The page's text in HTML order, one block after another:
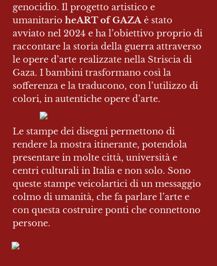
genocidio. Il progetto artistico e
umanitario heART of GAZA è stato
avviato nel 2024 e ha l’obiettivo proprio di
raccontare la storia della guerra attraverso
le opere d’arte realizzate nella Striscia di
Gaza. I bambini trasformano così la
sofferenza e la traducono, con l’utilizzo di
colori, in autentiche opere d’arte.
Le stampe dei disegni permettono di
rendere la mostra itinerante, potendola
presentare in molte città, università e
centri culturali in Italia e non solo. Sono
queste stampe veicolartici di un messaggio
colmo di umanità, che fa parlare l’arte e
con questa costruire ponti che connettono
persone.